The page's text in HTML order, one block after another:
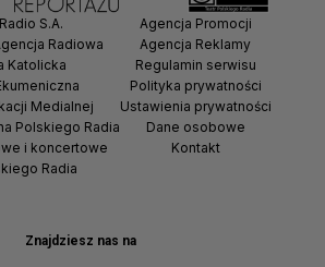
Znajdziesz nas na
S.A.
Radiowa
Katolicka
Medialnej
Polskiego Radia
i koncertowe
Radia
Agencja Promocji
Agencja Reklamy
Regulamin serwisu
Polityka prywatności
Ustawienia prywatności
Dane osobowe
Kontakt